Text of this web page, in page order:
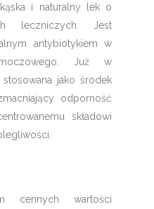
i naturalny lek o
leczniczych. Jest
antybiotykiem w
Już w
jako środek
odporność
składowi
cennych wartości